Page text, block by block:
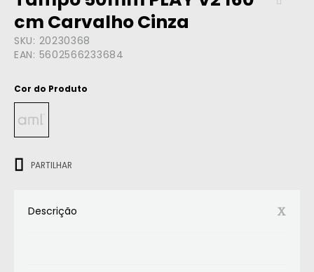
cm Carvalho Cinza
SKU: 20230368
EAN: 5602566233684
Cor do Produto
PARTILHAR
Descrição